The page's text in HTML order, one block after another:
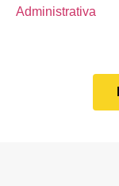
Administrativa